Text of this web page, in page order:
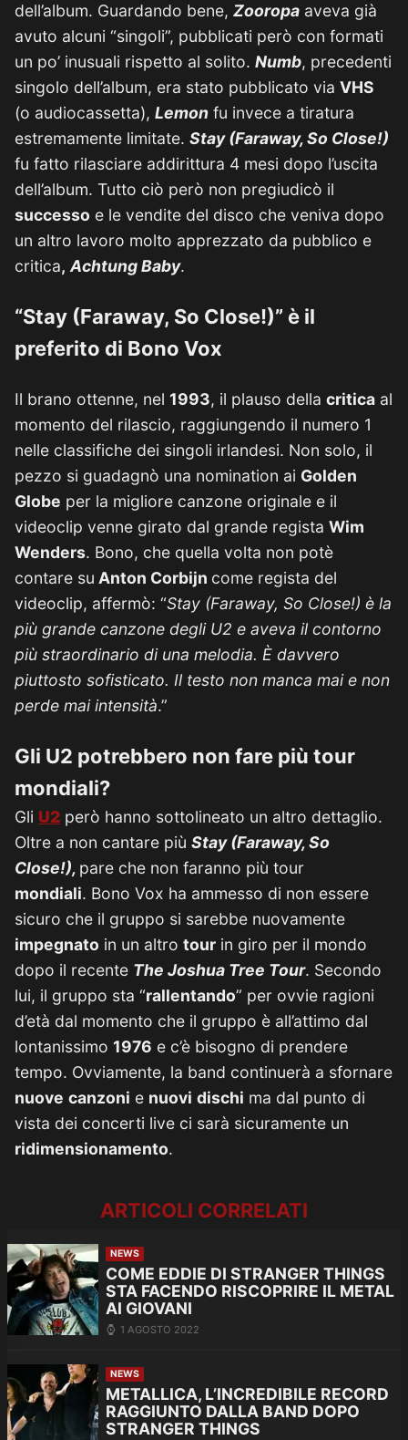
dell’album. Guardando bene, Zooropa aveva già
avuto alcuni “singoli”, pubblicati però con formati
un po’ inusuali rispetto al solito. Numb, precedenti
singolo dell’album, era stato pubblicato via VHS
(o audiocassetta), Lemon fu invece a tiratura
estremamente limitate. Stay (Faraway, So Close!)
fu fatto rilasciare addirittura 4 mesi dopo l’uscita
dell’album. Tutto ciò però non pregiudicò il
successo e le vendite del disco che veniva dopo
un altro lavoro molto apprezzato da pubblico e
critica, Achtung Baby.
“Stay (Faraway, So Close!)” è il
preferito di Bono Vox
Il brano ottenne, nel 1993, il plauso della critica al
momento del rilascio, raggiungendo il numero 1
nelle classifiche dei singoli irlandesi. Non solo, il
pezzo si guadagnò una nomination ai Golden
Globe per la migliore canzone originale e il
videoclip venne girato dal grande regista Wim
Wenders. Bono, che quella volta non potè
contare su Anton Corbijn come regista del
videoclip, affermò: “Stay (Faraway, So Close!) è la
più grande canzone degli U2 e aveva il contorno
più straordinario di una melodia. È davvero
piuttosto sofisticato. Il testo non manca mai e non
perde mai intensità.”
Gli U2 potrebbero non fare più tour
mondiali?
Gli U2 però hanno sottolineato un altro dettaglio.
Oltre a non cantare più Stay (Faraway, So
Close!), pare che non faranno più tour
mondiali. Bono Vox ha ammesso di non essere
sicuro che il gruppo si sarebbe nuovamente
impegnato in un altro tour in giro per il mondo
dopo il recente The Joshua Tree Tour. Secondo
lui, il gruppo sta “rallentando” per ovvie ragioni
d’età dal momento che il gruppo è all’attimo dal
lontanissimo 1976 e c’è bisogno di prendere
tempo. Ovviamente, la band continuerà a sfornare
nuove canzoni e nuovi dischi ma dal punto di
vista dei concerti live ci sarà sicuramente un
ridimensionamento.
ARTICOLI CORRELATI
NEWS
COME EDDIE DI STRANGER THINGS
STA FACENDO RISCOPRIRE IL METAL
AI GIOVANI
1 AGOSTO 2022
NEWS
METALLICA, L’INCREDIBILE RECORD
RAGGIUNTO DALLA BAND DOPO
STRANGER THINGS